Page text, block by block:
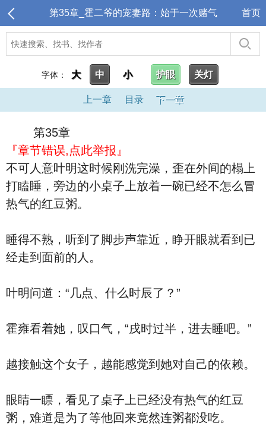
第35章_霍二爷的宠妻路：始于一次赌气 首页
字体： 大 中 小 护眼 关灯
上一章 目录 下一章
第35章
『章节错误,点此举报』
不可人意叶明这时候刚洗完澡，歪在外间的榻上
打瞌睡，旁边的小桌子上放着一碗已经不怎么冒
热气的红豆粥。
睡得不熟，听到了脚步声靠近，睁开眼就看到已
经走到面前的人。
叶明问道：“几点、什么时辰了？”
霍雍看着她，叹口气，“戌时过半，进去睡吧。”
越接触这个女子，越能感觉到她对自己的依赖。
眼睛一瞟，看见了桌子上已经没有热气的红豆
粥，难道是为了等他回来竟然连粥都没吃。